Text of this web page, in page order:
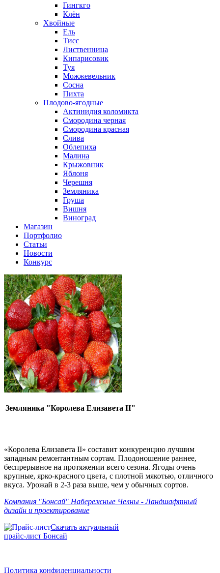
Гингкго
Клён
Хвойные
Ель
Тисс
Лиственница
Кипарисовик
Туя
Можжевельник
Сосна
Пихта
Плодово-ягодные
Актинидия коломикта
Смородина черная
Смородина красная
Слива
Облепиха
Малина
Крыжовник
Яблоня
Черешня
Земляника
Груша
Вишня
Виноград
Магазин
Портфолио
Статьи
Новости
Конкурс
Земляника "Королева Елизавета II"
«Королева Елизавета II» составит конкуренцию лучшим
западным ремонтантным сортам. Плодоношение раннее,
беспрерывное на протяжении всего сезона. Ягоды очень
крупные, ярко-красного цвета, с плотной мякотью, отличного
вкуса. Урожай в 2-3 раза выше, чем у обычных сортов.
Компания "Бонсай" Набережные Челны - Ландшафтный
дизайн и проектирование
Скачать актуальный
прайс-лист Бонсай
Политика конфиденциальности